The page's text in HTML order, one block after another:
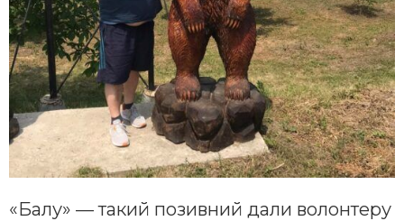
«Балу» — такий позивний дали волонтеру